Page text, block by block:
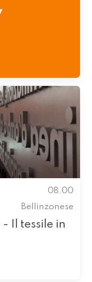
08.00
Bellinzonese
Il tessile in